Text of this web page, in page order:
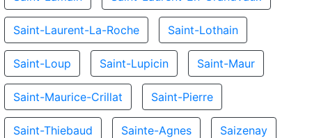
Saint-Laurent-La-Roche Saint-Lothain
Saint-Loup Saint-Lupicin Saint-Maur
Saint-Maurice-Crillat Saint-Pierre
Saint-Thiebaud Sainte-Agnes Saizenay